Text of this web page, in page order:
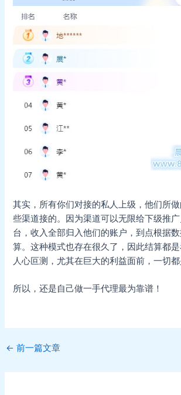
其实，所有你们对接的私人上级，他们所
些渠道接的。因为渠道可以无限给下级推
台，收入全部归入他们的账户，到点根据
算。这种模式也存在很久了，因此结算都
人心叵测，尤其在巨大的利益面前，一切都
所以，还是自己做一手代理最为靠谱！
Post
← 前一篇文章